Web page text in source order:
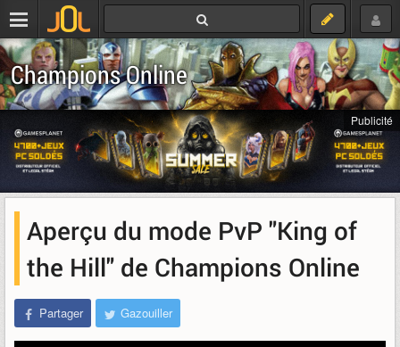
Champions Online
Publicité
Aperçu du mode PvP "King of
the Hill" de Champions Online
Partager Gazouiller